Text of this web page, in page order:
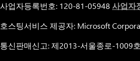
사업자등록번호: 120-81-05948 사업자
호스팅서비스 제공자: Microsoft
통신판매신고: 제2013-서울종로-1009호